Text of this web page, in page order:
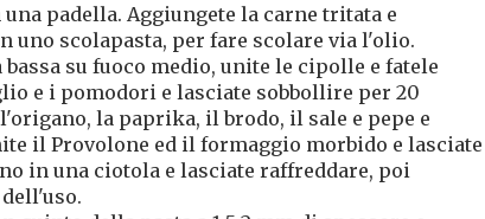
padella. Aggiungete la carne tritata e
uno scolapasta, per fare scolare via l'olio.
su fuoco medio, unite le cipolle e fatele
e i pomodori e lasciate sobbollire per 20
la paprika, il brodo, il sale e pepe e
il Provolone ed il formaggio morbido e lasciate
in una ciotola e lasciate raffreddare, poi